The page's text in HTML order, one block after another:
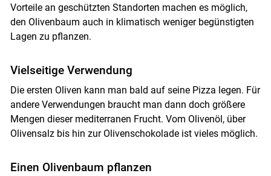
Vorteile an geschützten Standorten machen es möglich,
den Olivenbaum auch in klimatisch weniger begünstigten
Lagen zu pflanzen.
Vielseitige Verwendung
Die ersten Oliven kann man bald auf seine Pizza legen. Für
andere Verwendungen braucht man dann doch größere
Mengen dieser mediterranen Frucht. Vom Olivenöl, über
Olivensalz bis hin zur Olivenschokolade ist vieles möglich.
Einen Olivenbaum pflanzen